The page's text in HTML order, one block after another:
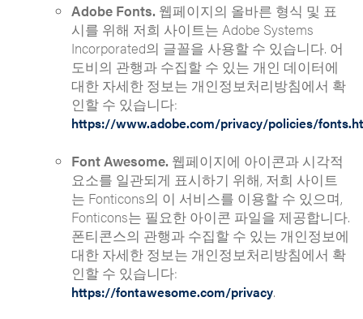
Adobe Fonts. 웹페이지의 올바른 형식 및 표
시를 위해 저희 사이트는 Adobe Systems
Incorporated의 글꼴을 사용할 수 있습니다. 어
도비의 관행과 수집할 수 있는 개인 데이터에
대한 자세한 정보는 개인정보처리방침에서 확
인할 수 있습니다:
https://www.adobe.com/privacy/policies/
Font Awesome. 웹페이지에 아이콘과 시각적
요소를 일관되게 표시하기 위해, 저희 사이트
는 Fonticons의 이 서비스를 이용할 수 있으며,
Fonticons는 필요한 아이콘 파일을 제공합니다.
폰티콘스의 관행과 수집할 수 있는 개인정보에
대한 자세한 정보는 개인정보처리방침에서 확
인할 수 있습니다:
https://fontawesome.com/privacy.